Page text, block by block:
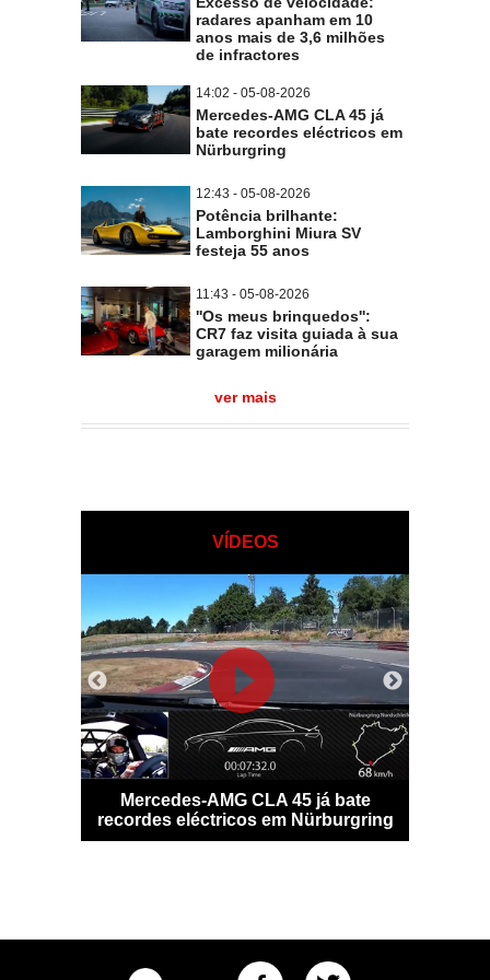
radares apanham em 10
anos mais de 3,6 milhões
de infractores
14:02 - 05-08-2026
Mercedes-AMG CLA 45 já
bate recordes eléctricos em
Nürburgring
12:43 - 05-08-2026
Potência brilhante:
Lamborghini Miura SV
festeja 55 anos
11:43 - 05-08-2026
''Os meus brinquedos'':
CR7 faz visita guiada à sua
garagem milionária
ver mais
VÍDEOS
Mercedes-AMG CLA 45 já bate
recordes eléctricos em Nürburgring